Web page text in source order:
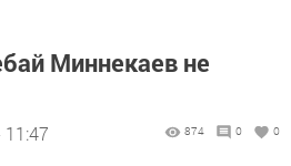
Миннекаев не
874 0 0